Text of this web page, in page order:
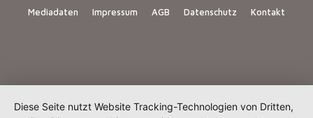
Mediadaten Impressum AGB Datenschutz Kontakt
Diese Seite nutzt Website Tracking-Technologien von Dritten,